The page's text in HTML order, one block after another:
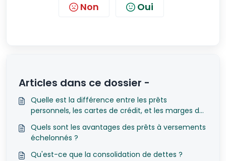
Non Oui
Articles dans ce dossier -
Quelle est la différence entre les prêts
personnels, les cartes de crédit, et les marges de
Quels sont les avantages des prêts à versements
échelonnés ?
Qu'est-ce que la consolidation de dettes ?